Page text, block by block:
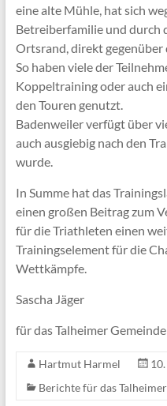
eine alte Mühle, hat sich
Betreiberfamilie und durch
Ortsrand, direkt gegenüber
So haben viele der
Koppeltraining oder auch
den Touren genutzt.
Badenweiler verfügt über
auch ausgiebig nach den
wurde.
In Summe hat das
einen großen Beitrag zum
für die Triathleten einen
Trainingselement für die
Wettkämpfe.
Sascha Jäger
für das Talheimer
Hartmut Harmel
Berichte für das